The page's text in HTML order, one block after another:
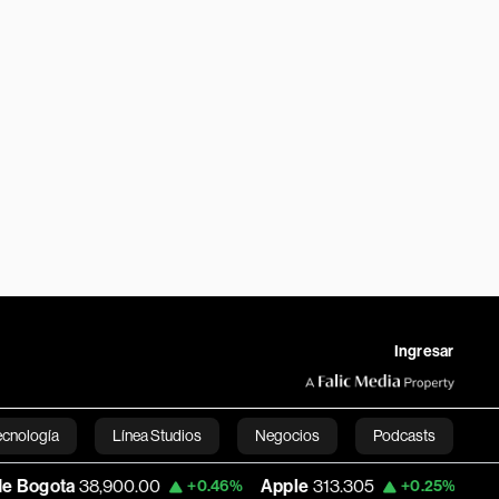
Ingresar
Línea Studios Negocios Podcasts
English+0.46% Apple 313.305 +0.25% USD COP